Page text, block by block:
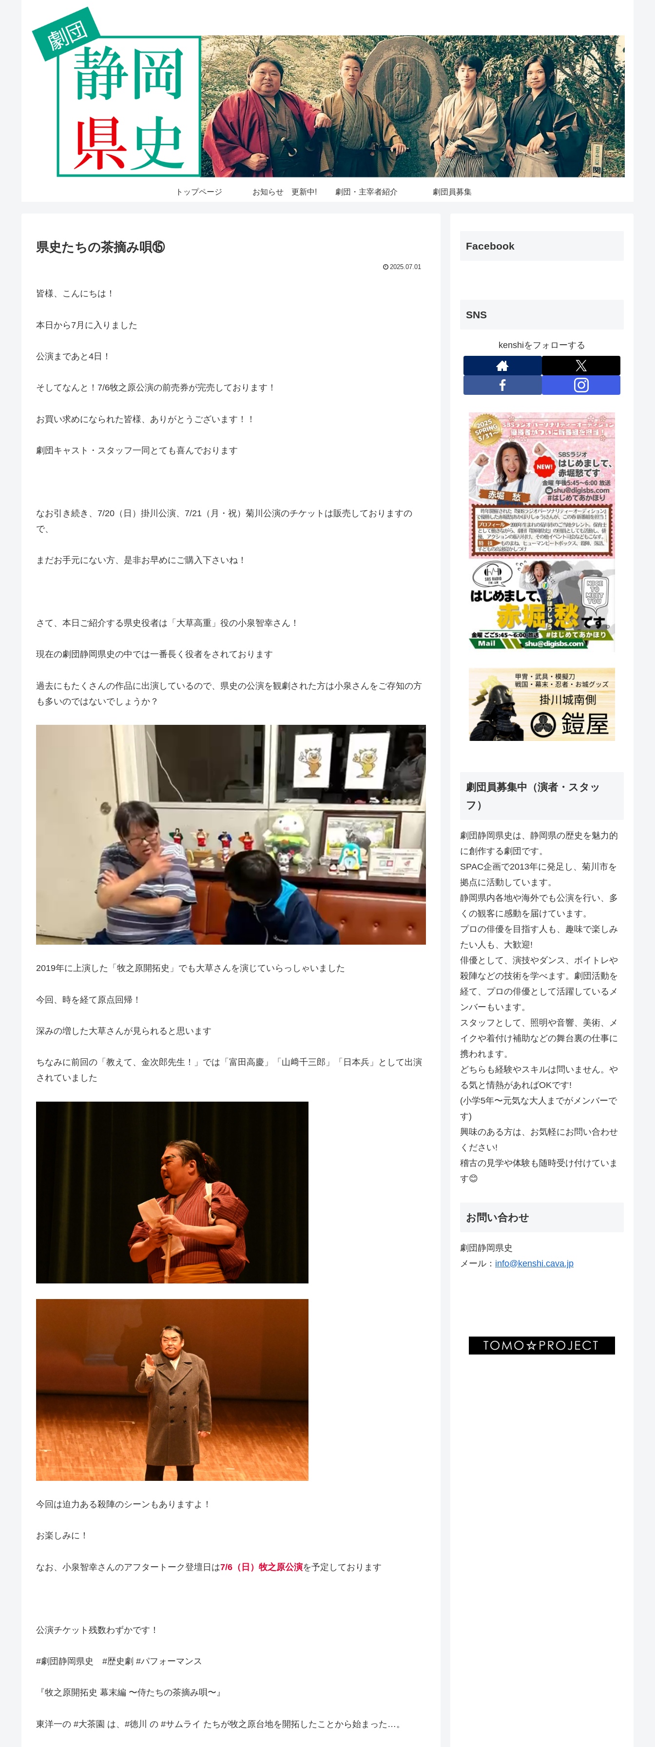
トップページ お知らせ 更新中! 劇団・主宰者紹介 劇団員募集
県史たちの茶摘み唄⑮
2025.07.01
皆様、こんにちは！
本日から7月に入りました
公演まであと4日！
そしてなんと！7/6牧之原公演の前売券が完売しております！
お買い求めになられた皆様、ありがとうございます！！
劇団キャスト・スタッフ一同とても喜んでおります
なお引き続き、7/20（日）掛川公演、7/21（月・祝）菊川公演のチケットは販売しておりますの
で、
まだお手元にない方、是非お早めにご購入下さいね！
さて、本日ご紹介する県史役者は「大草高重」役の小泉智幸さん！
現在の劇団静岡県史の中では一番長く役者をされております
過去にもたくさんの作品に出演しているので、県史の公演を観劇された方は小泉さんをご存知の方
も多いのではないでしょうか？
2019年に上演した「牧之原開拓史」でも大草さんを演じていらっしゃいました
今回、時を経て原点回帰！
深みの増した大草さんが見られると思います
ちなみに前回の「教えて、金次郎先生！」では「富田高慶」「山﨑千三郎」「日本兵」として出演
されていました
今回は迫力ある殺陣のシーンもありますよ！
お楽しみに！
なお、小泉智幸さんのアフタートーク登壇日は7/6（日）牧之原公演を予定しております
公演チケット残数わずかです！
#劇団静岡県史 #歴史劇 #パフォーマンス
『牧之原開拓史 幕末編 〜侍たちの茶摘み唄〜』
東洋一の #大茶園 は、#徳川 の #サムライ たちが牧之原台地を開拓したことから始まった…。
Facebook
SNS
kenshiをフォローする
劇団員募集中（演者・スタッ
フ）
劇団静岡県史は、静岡県の歴史を魅力的
に創作する劇団です。
SPAC企画で2013年に発足し、菊川市を
拠点に活動しています。
静岡県内各地や海外でも公演を行い、多
くの観客に感動を届けています。
プロの俳優を目指す人も、趣味で楽しみ
たい人も、大歓迎!
俳優として、演技やダンス、ボイトレや
殺陣などの技術を学べます。劇団活動を
経て、プロの俳優として活躍しているメ
ンバーもいます。
スタッフとして、照明や音響、美術、メ
イクや着付け補助などの舞台裏の仕事に
携われます。
どちらも経験やスキルは問いません。や
る気と情熱があればOKです!
(小学5年〜元気な大人までがメンバーで
す)
興味のある方は、お気軽にお問い合わせ
ください!
稽古の見学や体験も随時受け付けていま
す😊
お問い合わせ
劇団静岡県史
メール： info@kenshi.cava.jp